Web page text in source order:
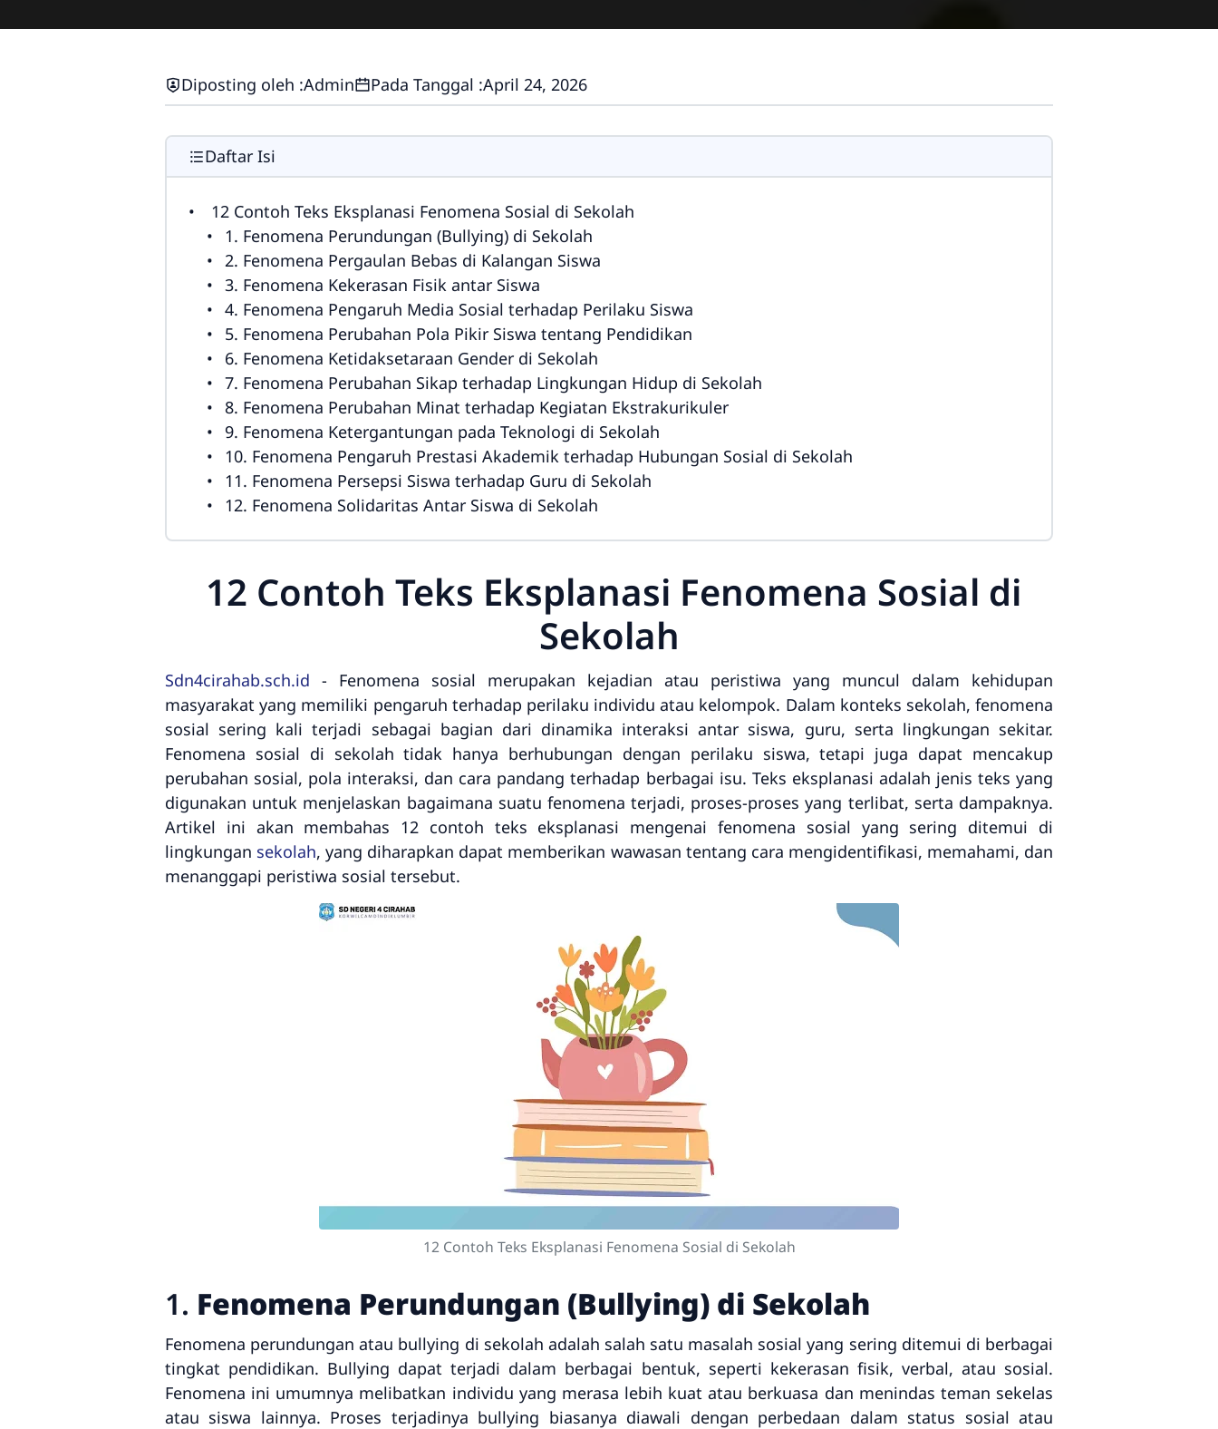
Diposting oleh :Admin Pada Tanggal :April 24, 2026
Daftar Isi
12 Contoh Teks Eksplanasi Fenomena Sosial di Sekolah
1. Fenomena Perundungan (Bullying) di Sekolah
2. Fenomena Pergaulan Bebas di Kalangan Siswa
3. Fenomena Kekerasan Fisik antar Siswa
4. Fenomena Pengaruh Media Sosial terhadap Perilaku Siswa
5. Fenomena Perubahan Pola Pikir Siswa tentang Pendidikan
6. Fenomena Ketidaksetaraan Gender di Sekolah
7. Fenomena Perubahan Sikap terhadap Lingkungan Hidup di Sekolah
8. Fenomena Perubahan Minat terhadap Kegiatan Ekstrakurikuler
9. Fenomena Ketergantungan pada Teknologi di Sekolah
10. Fenomena Pengaruh Prestasi Akademik terhadap Hubungan Sosial di Sekolah
11. Fenomena Persepsi Siswa terhadap Guru di Sekolah
12. Fenomena Solidaritas Antar Siswa di Sekolah
12 Contoh Teks Eksplanasi Fenomena Sosial di
Sekolah
Sdn4cirahab.sch.id - Fenomena sosial merupakan kejadian atau peristiwa yang muncul dalam kehidupan
masyarakat yang memiliki pengaruh terhadap perilaku individu atau kelompok. Dalam konteks sekolah, fenomena
sosial sering kali terjadi sebagai bagian dari dinamika interaksi antar siswa, guru, serta lingkungan sekitar.
Fenomena sosial di sekolah tidak hanya berhubungan dengan perilaku siswa, tetapi juga dapat mencakup
perubahan sosial, pola interaksi, dan cara pandang terhadap berbagai isu. Teks eksplanasi adalah jenis teks yang
digunakan untuk menjelaskan bagaimana suatu fenomena terjadi, proses-proses yang terlibat, serta dampaknya.
Artikel ini akan membahas 12 contoh teks eksplanasi mengenai fenomena sosial yang sering ditemui di
lingkungan sekolah, yang diharapkan dapat memberikan wawasan tentang cara mengidentifikasi, memahami, dan
menanggapi peristiwa sosial tersebut.
12 Contoh Teks Eksplanasi Fenomena Sosial di Sekolah
1. Fenomena Perundungan (Bullying) di Sekolah
Fenomena perundungan atau bullying di sekolah adalah salah satu masalah sosial yang sering ditemui di berbagai
tingkat pendidikan. Bullying dapat terjadi dalam berbagai bentuk, seperti kekerasan fisik, verbal, atau sosial.
Fenomena ini umumnya melibatkan individu yang merasa lebih kuat atau berkuasa dan menindas teman sekelas
atau siswa lainnya. Proses terjadinya bullying biasanya diawali dengan perbedaan dalam status sosial atau